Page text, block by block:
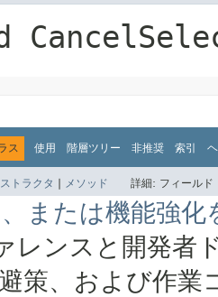
ス 使用 階層ツリー 非推奨 索引
トラクタ | メソッド 詳細: フィール
または機能強化
レンスと開発者
策、および作